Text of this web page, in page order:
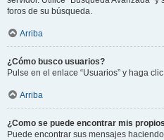
foros de su búsqueda.
Arriba
¿Cómo busco usuarios?
Pulse en el enlace “Usuarios” y haga
Arriba
¿Como se puede encontrar mis
Puede encontrar sus mensajes